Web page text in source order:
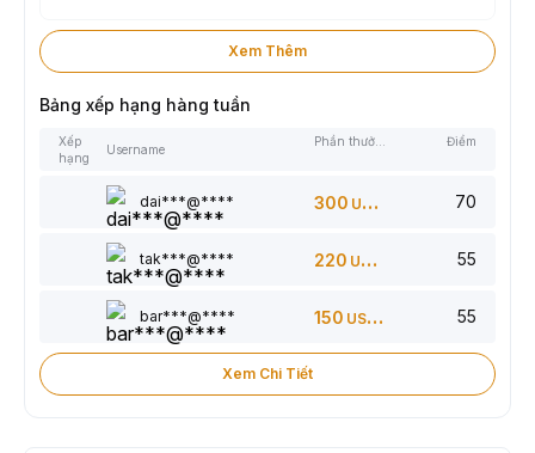
Xem Thêm
Bảng xếp hạng hàng tuần
Xếp
hạng
Username
Điểm
dai***@**** 300 USDT 70
tak***@**** 220 USDT 55
bar***@**** 150 USDT 55
Xem Chi Tiết